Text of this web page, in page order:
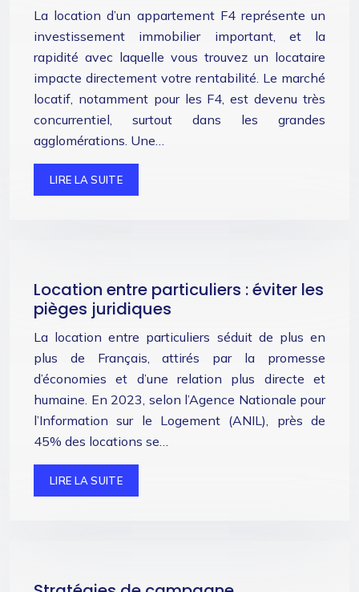
La location d’un appartement F4 représente un
investissement immobilier important, et la
rapidité avec laquelle vous trouvez un locataire
impacte directement votre rentabilité. Le marché
locatif, notamment pour les F4, est devenu très
concurrentiel, surtout dans les grandes
agglomérations. Une…
LIRE LA SUITE
Location entre particuliers : éviter les
pièges juridiques
La location entre particuliers séduit de plus en
plus de Français, attirés par la promesse
d’économies et d’une relation plus directe et
humaine. En 2023, selon l’Agence Nationale pour
l’Information sur le Logement (ANIL), près de
45% des locations se…
LIRE LA SUITE